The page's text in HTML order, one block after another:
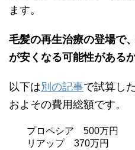
ます。
毛髪の再生治療の登場で
が安くなる可能性がある
以下は別の記事で試算し
およその費用総額です。
プロペシア 500万円
リアップ 370万円